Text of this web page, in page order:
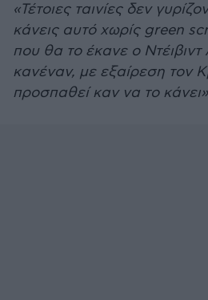
«Τέτοιες ταινίες δεν
κάνεις αυτό χωρίς green
που θα το έκανε ο Ντέιβιντ
κανέναν, με εξαίρεση τον
προσπαθεί καν να το κάνει»